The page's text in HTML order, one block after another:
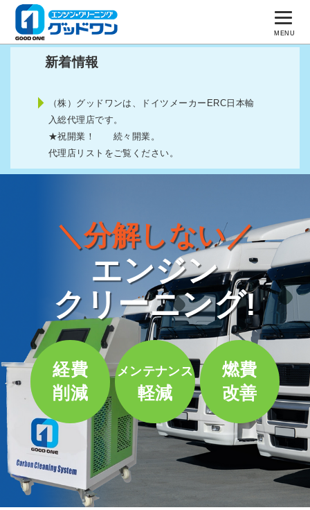
新着情報
（株）グッドワンは、ドイツメーカーERC日本輸
入総代理店です。
★祝開業！ 続々開業。
代理店リストをご覧ください。
＼分解しない／
エンジン
クリーニング!
経費
削減
メンテナンス
軽減
燃費
改善
MENU
トップページ
事例を見る
よくある質問
お問い合わせ